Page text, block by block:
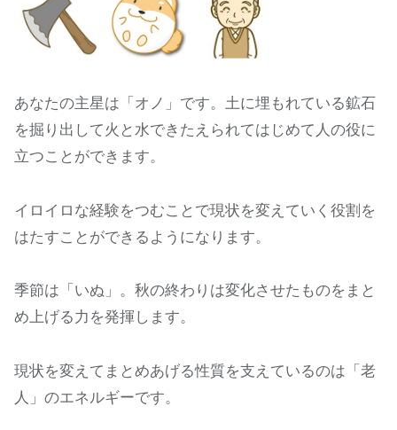
あなたの主星は「オノ」です。土に埋もれている鉱石
を掘り出して火と水できたえられてはじめて人の役に
立つことができます。
イロイロな経験をつむことで現状を変えていく役割を
はたすことができるようになります。
季節は「いぬ」。秋の終わりは変化させたものをまと
め上げる力を発揮します。
現状を変えてまとめあげる性質を支えているのは「老
人」のエネルギーです。